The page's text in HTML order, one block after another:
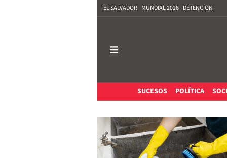
EL SALVADOR MUNDIAL 2026 DETENCIÓN
SUCESOS POLÍTICA